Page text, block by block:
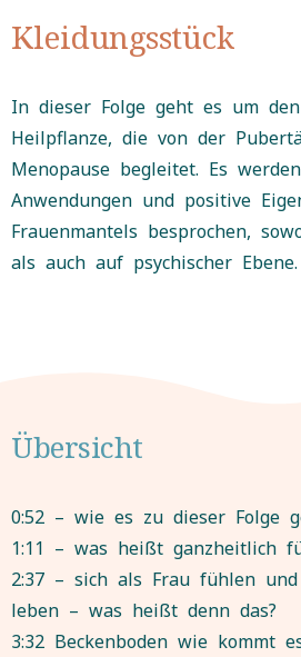
Kleidungsstück
In dieser Folge geht es um
Heilpflanze, die von der
Menopause begleitet. Es
Anwendungen und positive
Frauenmantels besprochen,
als auch auf psychischer Ebene.
Übersicht
0:52 – wie es zu dieser Folge
1:11 – was heißt ganzheitlich
2:37 – sich als Frau fühlen
leben – was heißt denn das?
3:32 Beckenboden wie kommt